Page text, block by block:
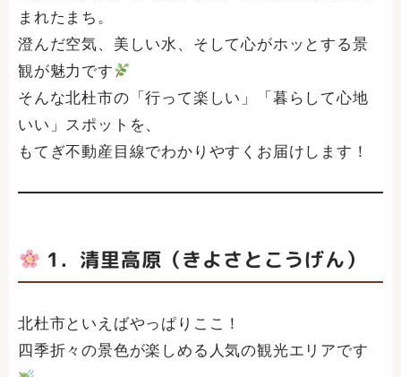
まれたまち。
澄んだ空気、美しい水、そして心がホッとする景
観が魅力です
そんな北杜市の「行って楽しい」「暮らして心地
いい」スポットを、
もてぎ不動産目線でわかりやすくお届けします！
1．清里高原（きよさとこうげん）
北杜市といえばやっぱりここ！
四季折々の景色が楽しめる人気の観光エリアです